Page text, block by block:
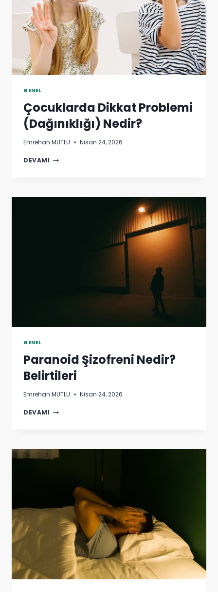
GENEL
Çocuklarda Dikkat Problemi
(Dağınıklığı) Nedir?
Emrehan MUTLU Nisan 24, 2026
DEVAMI ÇOCUKLARDA
NEDIR?
GENEL
Paranoid Şizofreni Nedir?
Belirtileri
Emrehan MUTLU Nisan 24, 2026
DEVAMI PARANOID